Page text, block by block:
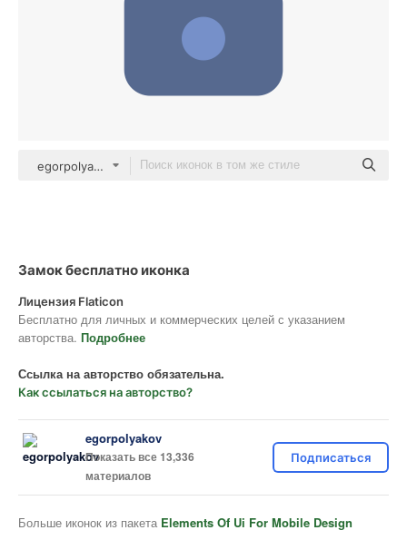
egorpolyakov Others
Замок бесплатно иконка
Лицензия Flaticon
Бесплатно для личных и коммерческих целей с указанием
авторства. Подробнее
Ссылка на авторство обязательна.
Как ссылаться на авторство?
egorpolyakov
Показать все 13,336
материалов
Подписаться
Больше иконок из пакета Elements Of Ui For Mobile Design